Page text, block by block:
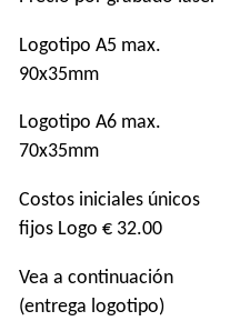
Logotipo A5 max.
90x35mm
Logotipo A6 max.
70x35mm
Costos iniciales únicos
fijos Logo € 32.00
Vea a continuación
(entrega logotipo)